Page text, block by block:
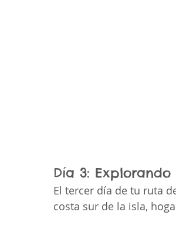
Día 3:
El tercer día de tu ruta
costa sur de la isla,